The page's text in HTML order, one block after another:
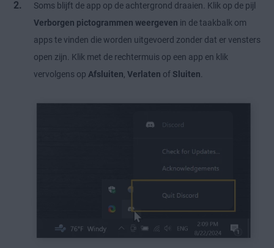
Soms blijft de app op de achtergrond draaien. Klik op de pijl
Verborgen pictogrammen weergeven in de taakbalk om
apps te vinden die worden uitgevoerd zonder dat er vensters
open zijn. Klik met de rechtermuis op een app en klik
vervolgens op Afsluiten, Verlaten of Sluiten.